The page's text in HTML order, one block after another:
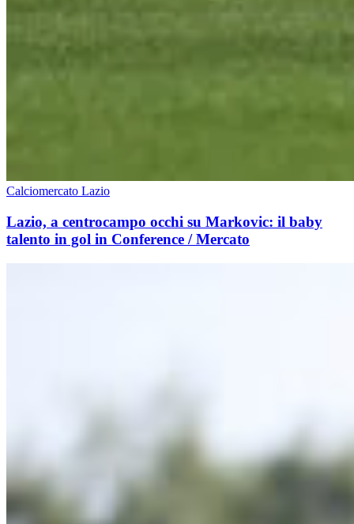
Calciomercato Lazio
Lazio, a centrocampo occhi su Markovic: il baby
talento in gol in Conference / Mercato